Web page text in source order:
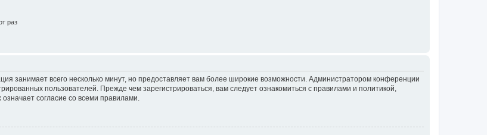
раз
занимает всего несколько минут, но предоставляет вам более широкие возможности. Администратором конференции
пользователей. Прежде чем зарегистрироваться, вам следует ознакомиться с правилами и политикой,
согласие со всеми правилами.